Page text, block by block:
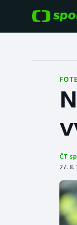
Hokej
Tenis
ČT
27. 8.